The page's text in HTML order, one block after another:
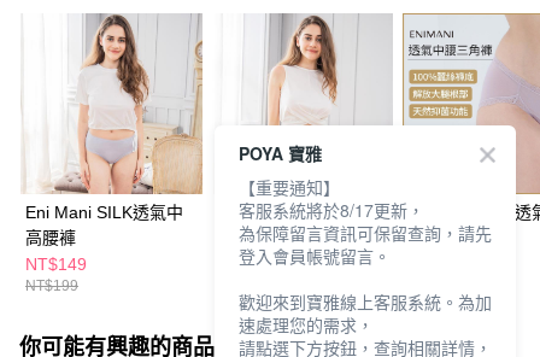
Eni Mani SILK透氣中
高腰褲
NT$149
NT$199
Eni Mani SILK透氣中
腰褲
NT$149
Eni Mani SILK透
腰褲
你可能有興趣的商品 全站排行
POYA 寶雅
【重要通知】
客服系統將於8/17更新，
為保障留言資訊可保留查詢，請先
登入會員帳號留言。
歡迎來到寶雅線上客服系統。為加
速處理您的需求，
請點選下方按鈕，查詢相關詳情，